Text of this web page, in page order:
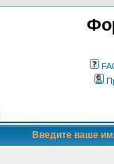
Введите ваше